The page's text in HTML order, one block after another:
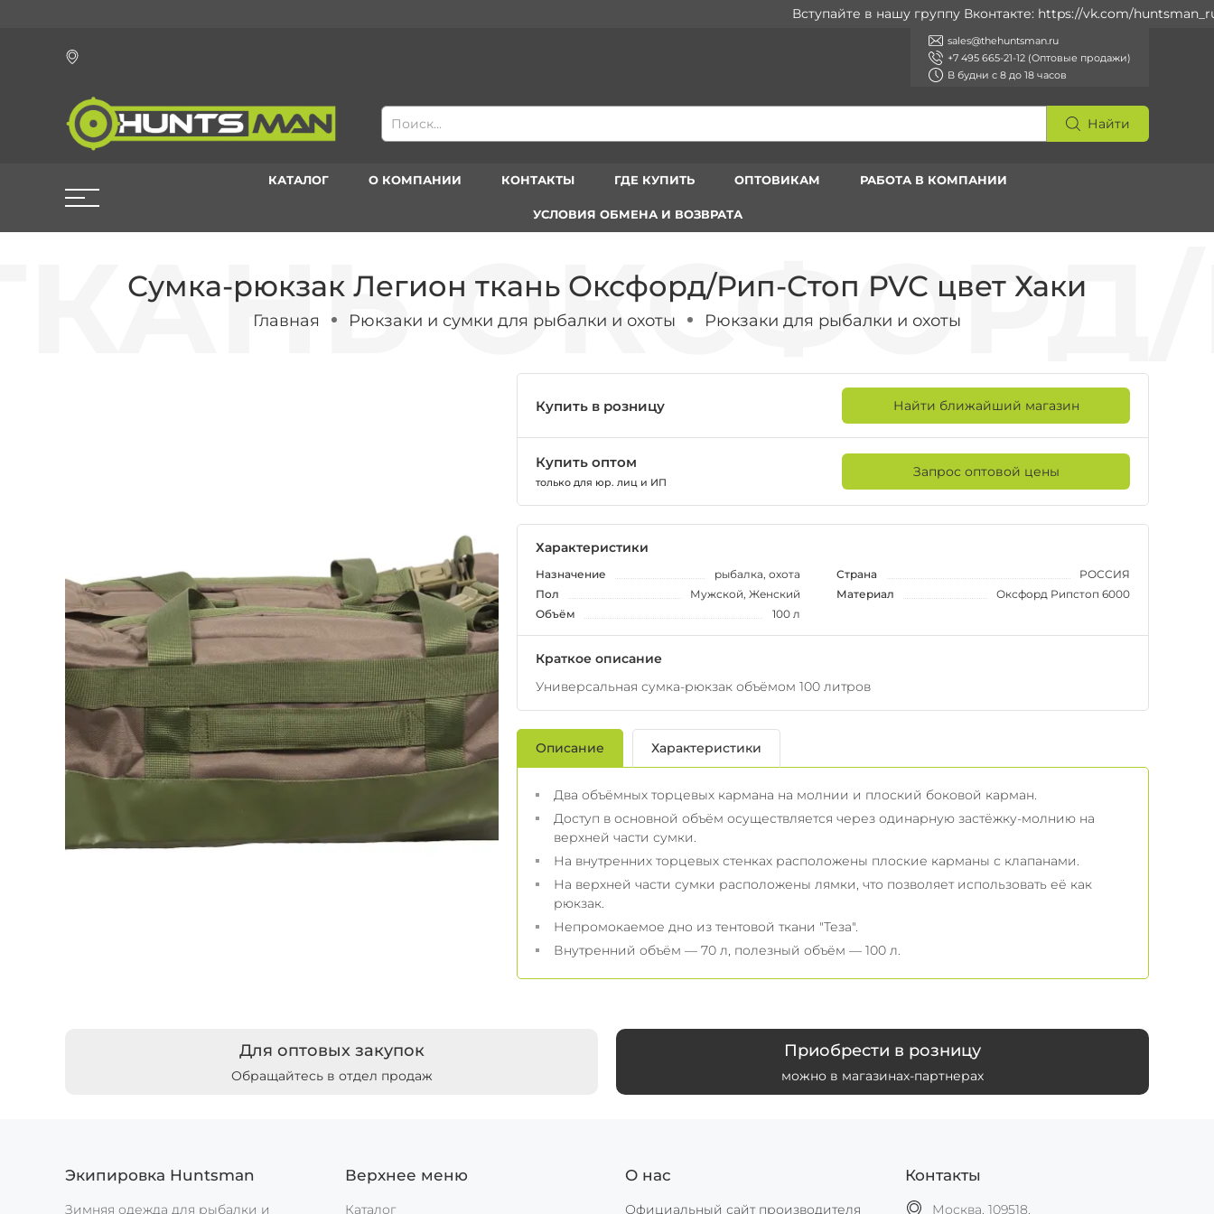
Вступайте в нашу группу Вконтакте: https://vk.com/huntsman_ru
sales@thehuntsman.ru
+7 495 665-21-12 (Оптовые продажи)
В будни с 8 до 18 часов
Найти
КАТАЛОГ О КОМПАНИИ КОНТАКТЫ ГДЕ КУПИТЬ ОПТОВИКАМ РАБОТА В КОМПАНИИ
УСЛОВИЯ ОБМЕНА И ВОЗВРАТА
Сумка-рюкзак Легион ткань Оксфорд/Рип-Стоп PVC цвет Хаки
Главная Рюкзаки и сумки для рыбалки и охоты Рюкзаки для рыбалки и охоты
Купить в розницу Найти ближайший магазин
Купить оптом
только для юр. лиц и ИП
Запрос оптовой цены
Характеристики
Назначение рыбалка, охота Страна
РОССИЯ
Пол
Мужской, Женский Материал
Оксфорд Рипстоп 6000
Объём
100 л
Краткое описание
Универсальная сумка-рюкзак объёмом 100 литров
Описание Характеристики
Два объёмных торцевых кармана на молнии и плоский боковой карман.
Доступ в основной объём осуществляется через одинарную застёжку-молнию на
верхней части сумки.
На внутренних торцевых стенках расположены плоские карманы с клапанами.
На верхней части сумки расположены лямки, что позволяет использовать её как
рюкзак.
Непромокаемое дно из тентовой ткани "Теза".
Внутренний объём — 70 л, полезный объём — 100 л.
Для оптовых закупок
Обращайтесь в отдел продаж
Приобрести в розницу
можно в магазинах-партнерах
Экипировка Huntsman
Зимняя одежда для рыбалки и
Верхнее меню
Каталог
О нас
Официальный сайт производителя
Контакты
Москва, 109518,